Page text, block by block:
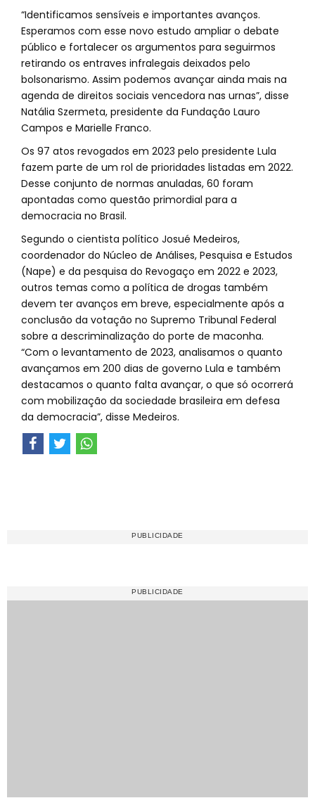
“Identificamos sensíveis e importantes avanços.
Esperamos com esse novo estudo ampliar o debate
público e fortalecer os argumentos para seguirmos
retirando os entraves infralegais deixados pelo
bolsonarismo. Assim podemos avançar ainda mais na
agenda de direitos sociais vencedora nas urnas”, disse
Natália Szermeta, presidente da Fundação Lauro
Campos e Marielle Franco.
Os 97 atos revogados em 2023 pelo presidente Lula
fazem parte de um rol de prioridades listadas em 2022.
Desse conjunto de normas anuladas, 60 foram
apontadas como questão primordial para a
democracia no Brasil.
Segundo o cientista político Josué Medeiros,
coordenador do Núcleo de Análises, Pesquisa e Estudos
(Nape) e da pesquisa do Revogaço em 2022 e 2023,
outros temas como a política de drogas também
devem ter avanços em breve, especialmente após a
conclusão da votação no Supremo Tribunal Federal
sobre a descriminalização do porte de maconha.
“Com o levantamento de 2023, analisamos o quanto
avançamos em 200 dias de governo Lula e também
destacamos o quanto falta avançar, o que só ocorrerá
com mobilização da sociedade brasileira em defesa
da democracia”, disse Medeiros.